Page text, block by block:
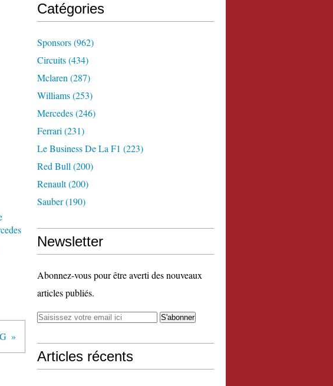
Catégories
Sponsors(962)
Circuits(434)
Mclaren (287)
Williams(253)
Mercedes(246)
Ferrari (231)
Le Business De La F1 (223)
Red Bull (200)
Renault(200)
Sauber(190)
Newsletter
Abonnez-vous pour être averti des nouveaux
articles publiés.
Articles récents